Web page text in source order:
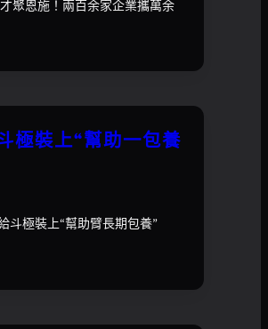
聚恩施！兩百余家企業攜萬余
極裝上“幫助一包養
斗極裝上“幫助臂長期包養”